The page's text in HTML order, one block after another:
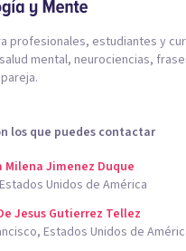
profesionales, estudiantes y
mental, neurociencias,
los que puedes contactar
Milena Jimenez Duque
Unidos de América
Jesus Gutierrez Tellez
Estados Unidos de